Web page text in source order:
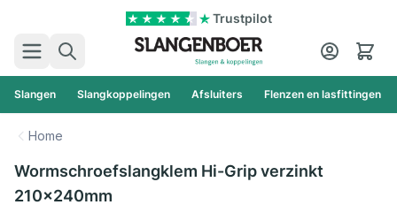
Trustpilot
Zoek
Cart
Slangen Slangkoppelingen Afsluiters Flenzen en lasfittingen
Home
Wormschroefslangklem Hi-Grip verzinkt
210x240mm